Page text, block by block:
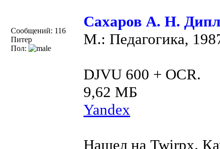
Сообщений: 116
Питер
Пол:
Сахаров А. Н.
М.: Педагогика,
DJVU 600 + OCR.
9,62 МБ
Yandex
Нашел на Twirpx.